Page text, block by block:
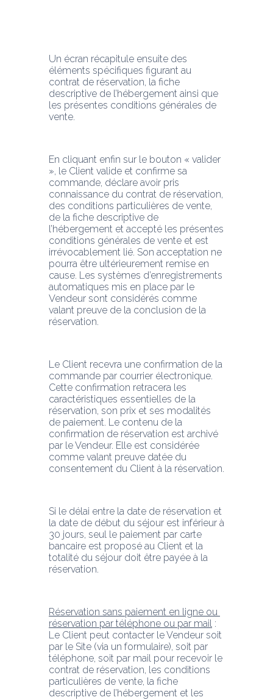
Un écran récapitule ensuite des
éléments spécifiques figurant au
contrat de réservation, la fiche
descriptive de l’hébergement ainsi que
les présentes conditions générales de
vente.
En cliquant enfin sur le bouton « valider
», le Client valide et confirme sa
commande, déclare avoir pris
connaissance du contrat de réservation,
des conditions particulières de vente,
de la fiche descriptive de
l’hébergement et accepté les présentes
conditions générales de vente et est
irrévocablement lié. Son acceptation ne
pourra être ultérieurement remise en
cause. Les systèmes d’enregistrements
automatiques mis en place par le
Vendeur sont considérés comme
valant preuve de la conclusion de la
réservation.
Le Client recevra une confirmation de la
commande par courrier électronique.
Cette confirmation retracera les
caractéristiques essentielles de la
réservation, son prix et ses modalités
de paiement. Le contenu de la
confirmation de réservation est archivé
par le Vendeur. Elle est considérée
comme valant preuve datée du
consentement du Client à la réservation.
Si le délai entre la date de réservation et
la date de début du séjour est inférieur à
30 jours, seul le paiement par carte
bancaire est proposé au Client et la
totalité du séjour doit être payée à la
réservation.
Réservation sans paiement en ligne ou
réservation par téléphone ou par mail :
Le Client peut contacter le Vendeur soit
par le Site (via un formulaire), soit par
téléphone, soit par mail pour recevoir le
contrat de réservation, les conditions
particulières de vente, la fiche
descriptive de l’hébergement et les